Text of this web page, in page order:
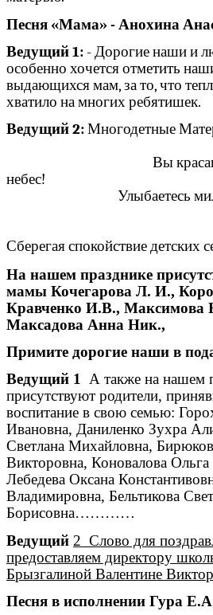
Песня «Мама» - Анохина
Ведущий 1: - Дорогие наши и
особенно хочется отметить
выдающихся мам, за то, что
хватило на многих ребятишек.
Ведущий 2:Многодетные
Вы красавицы
Улыбаетесь мило и
Сберегая спокойствие детских
На нашем празднике
мамы Кочегарова Л. И.,
Кравченко И.В., Максимова
Максадова Анна Ник.,
Примите дорогие наши в
Ведущий 1 А также на нашем
присутствуют родители,
воспитание в свою семью:
Ивановна, Даниленко Зухра
Светлана Михайловна,
Викторовна, Коновалова
Лебедева Оксана
Владимировна, Бельтикова
Борисовна…………
Ведущий 2 Слово для
предоставляем директору
Брызгалиной Валентине
Песня в исполнении Гура